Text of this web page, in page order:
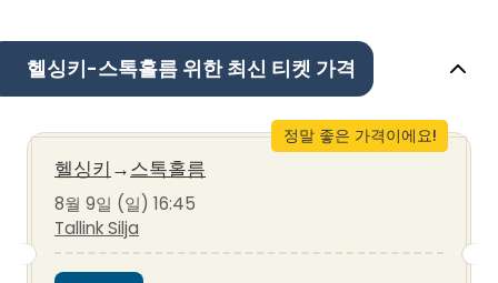
헬싱키-스톡홀름 위한 최신 티켓 가격
정말 좋은 가격이에요!
헬싱키 →스톡홀름
8월 9일 (일) 16:45
Tallink Silja